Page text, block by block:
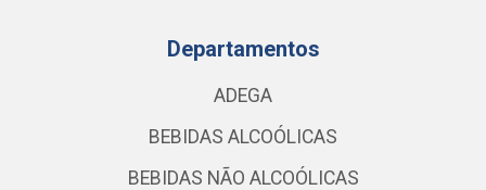
Departamentos
ADEGA
BEBIDAS ALCOÓLICAS
BEBIDAS NÃO ALCOÓLICAS